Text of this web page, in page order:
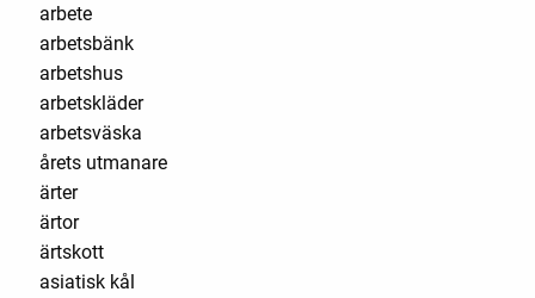
arbete
arbetsbänk
arbetshus
arbetskläder
arbetsväska
årets utmanare
ärter
ärtor
ärtskott
asiatisk kål